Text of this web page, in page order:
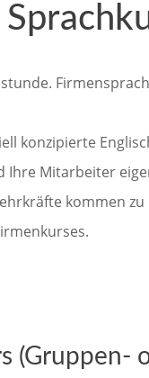
konzipierte
Mitarbeiter
kommen
(Gruppen-